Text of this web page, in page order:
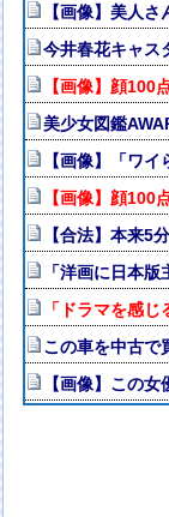
【画像】美人
今井春花キャス
【画像】顔100
美少女図鑑
【画像】「ワイ
【画像】顔100
【合法】本来5
「洋画に日本
「ドラマを感
この車を中古で
【画像】この